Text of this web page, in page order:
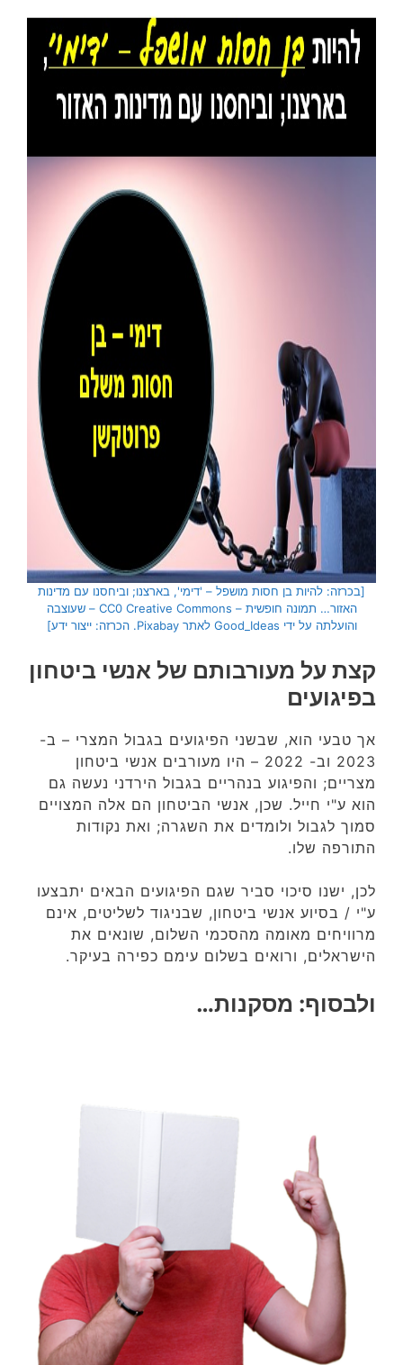
[בכרזה: להיות בן חסות מושפל – 'דימי', בארצנו; וביחסנו עם מדינות
האזור… תמונה חופשית – CC0 Creative Commons – שעוצבה
והועלתה על ידי Good_Ideas לאתר Pixabay. הכרזה: ייצור ידע]
קצת על מעורבותם של אנשי ביטחון
בפיגועים
אך טבעי הוא, שבשני הפיגועים בגבול המצרי – ב-
2023 וב- 2022 – היו מעורבים אנשי ביטחון
מצריים; והפיגוע בנהריים בגבול הירדני נעשה גם
הוא ע"י חייל. שכן, אנשי הביטחון הם אלה המצויים
סמוך לגבול ולומדים את השגרה; ואת נקודות
התורפה שלו.
לכן, ישנו סיכוי סביר שגם הפיגועים הבאים יתבצעו
ע"י / בסיוע אנשי ביטחון, שבניגוד לשליטים, אינם
מרוויחים מאומה מהסכמי השלום, שונאים את
הישראלים, ורואים בשלום עימם כפירה בעיקר.
ולבסוף: מסקנות…